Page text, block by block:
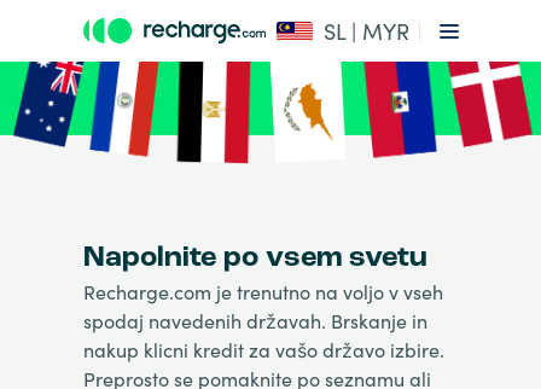
SL | MYR
Napolnite po vsem svetu
Recharge.com je trenutno na voljo v vseh
spodaj navedenih državah. Brskanje in
nakup klicni kredit za vašo državo izbire.
Preprosto se pomaknite po seznamu ali